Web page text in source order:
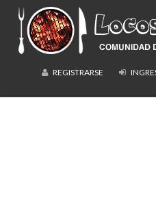
REGISTRARSE